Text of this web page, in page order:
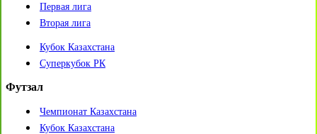
Первая лига
Вторая лига
Кубок Казахстана
Суперкубок РК
Футзал
Чемпионат Казахстана
Кубок Казахстана